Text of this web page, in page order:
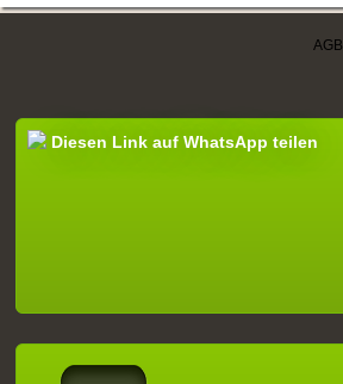
AGB
Diesen Link auf WhatsApp teilen